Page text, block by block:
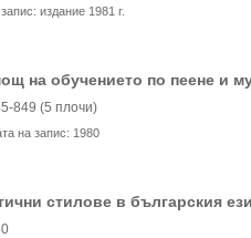
издание 1981 г.
на обучението по пеене и
849 (5 плочи)
на запис: 1980
стилове в българския